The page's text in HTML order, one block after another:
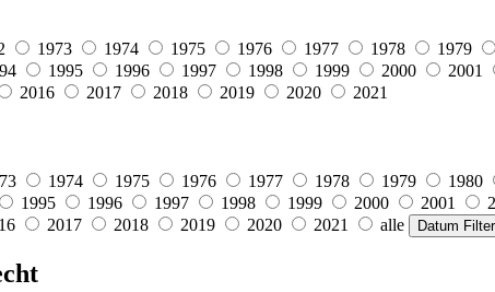
1973 1974 1975 1976 1977 1978 1979
1995 1996 1997 1998 1999 2000 2001
2016 2017 2018 2019 2020 2021
1974 1975 1976 1977 1978 1979 1980
1995 1996 1997 1998 1999 2000 2001
2017 2018 2019 2020 2021 alle Datum